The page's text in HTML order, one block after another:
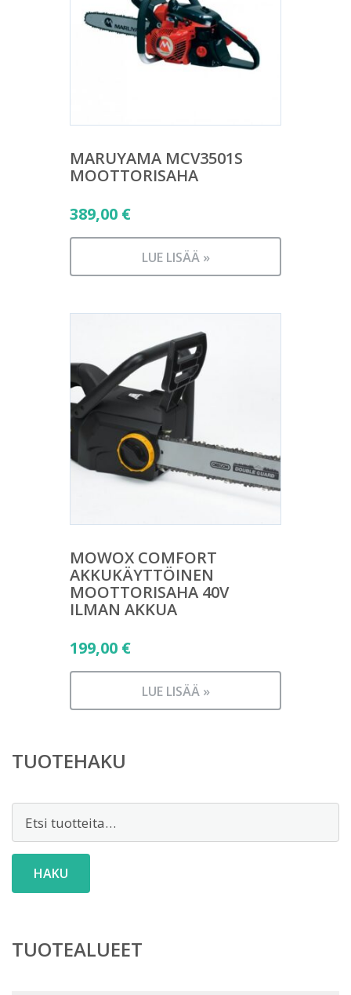
MARUYAMA MCV3501S
MOOTTORISAHA
389,00 €
LUE LISÄÄ »
MOWOX COMFORT
AKKUKÄYTTÖINEN
MOOTTORISAHA 40V
ILMAN AKKUA
199,00 €
LUE LISÄÄ »
TUOTEHAKU
HAKU
TUOTEALUEET